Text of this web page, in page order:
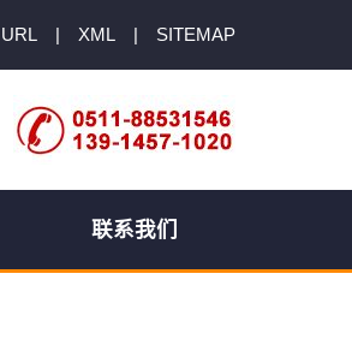
URL | XML | SITEMAP
联系我们